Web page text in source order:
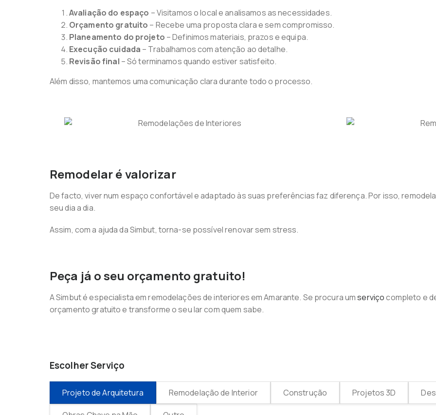
Avaliação do espaço – Visitamos o local e analisamos as necessidades.
Orçamento gratuito – Recebe uma proposta clara e sem compromisso.
Planeamento do projeto – Definimos materiais, prazos e equipa.
Execução cuidada – Trabalhamos com atenção ao detalhe.
Revisão final – Só terminamos quando estiver satisfeito.
Além disso, mantemos uma comunicação clara durante todo o processo.
Remodelar é valorizar
De facto, viver num espaço confortável e adaptado às suas preferências faz diferença. Por isso,
seu dia a dia.
Assim, com a ajuda da Simbut, torna-se possível renovar sem stress.
Peça já o seu orçamento gratuito!
A Simbut é especialista em remodelações de interiores em Amarante. Se procura umserviçocompleto e
orçamento gratuito e transforme o seu lar com quem sabe.
Escolher Serviço
Projeto de Arquitetura Remodelação de Interior Construção Projetos 3D